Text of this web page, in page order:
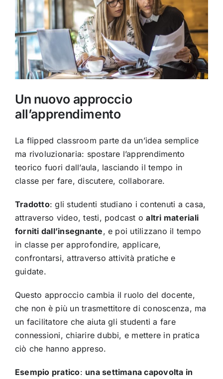
Un nuovo approccio
all’apprendimento
La flipped classroom parte da un’idea semplice
ma rivoluzionaria: spostare l’apprendimento
teorico fuori dall’aula, lasciando il tempo in
classe per fare, discutere, collaborare.
Tradotto: gli studenti studiano i contenuti a casa,
attraverso video, testi, podcast oaltri materiali
forniti dall’insegnante, e poi utilizzano il tempo
in classe per approfondire, applicare,
confrontarsi, attraverso attività pratiche e
guidate.
Questo approccio cambia il ruolo del docente,
che non è più un trasmettitore di conoscenza, ma
un facilitatore che aiuta gli studenti a fare
connessioni, chiarire dubbi, e mettere in pratica
ciò che hanno appreso.
Esempio pratico: una settimana capovolta in